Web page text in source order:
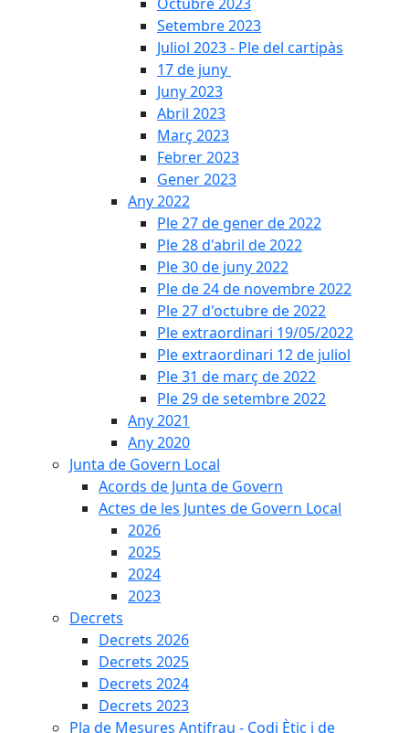
Setembre 2023
Juliol 2023 - Ple del cartipàs
17 de juny
Juny 2023
Abril 2023
Març 2023
Febrer 2023
Gener 2023
Any 2022
Ple 27 de gener de 2022
Ple 28 d'abril de 2022
Ple 30 de juny 2022
Ple de 24 de novembre 2022
Ple 27 d'octubre de 2022
Ple extraordinari 19/05/2022
Ple extraordinari 12 de juliol
Ple 31 de març de 2022
Ple 29 de setembre 2022
Any 2021
Any 2020
Junta de Govern Local
Acords de Junta de Govern
Actes de les Juntes de Govern Local
2026
2025
2024
2023
Decrets
Decrets 2026
Decrets 2025
Decrets 2024
Decrets 2023
Pla de Mesures Antifrau - Codi Ètic i de